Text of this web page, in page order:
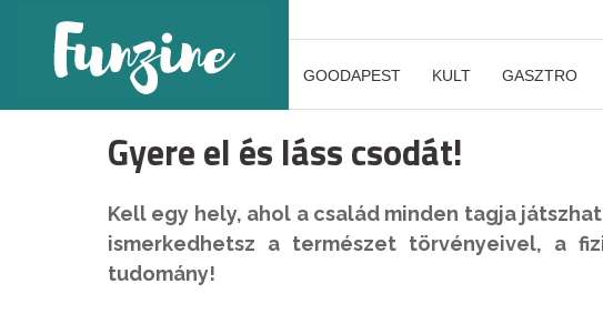
GOODAPEST KULT GASZTRO
Gyere el és láss csodát!
Kell egy hely, ahol a család minden tagja
ismerkedhetsz a természet törvényeivel, a
tudomány!